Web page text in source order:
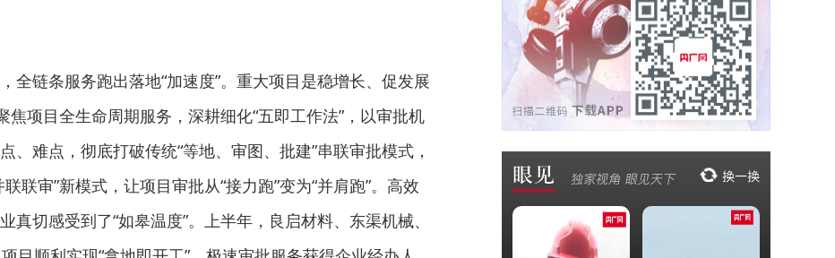
全链条服务跑出落地“加速度”。重大项目是稳增长、促发展
焦项目全生命周期服务，深耕细化“五即工作法”，以审批机
、难点，彻底打破传统“等地、审图、批建”串联审批模式，
联审”新模式，让项目审批从“接力跑”变为“并肩跑”。高效
真切感受到了“如皋温度”。上半年，良启材料、东渠机械、